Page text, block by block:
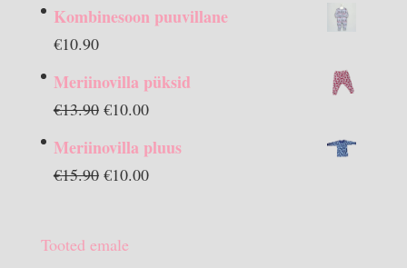
Kombinesoon puuvillane
€10.90
Meriinovilla püksid
€13.90 Algne
€10.00Praegune
on:
Meriinovilla pluus
€15.90 Algne
€15.90.
€10.00Praegune
Tooted emale